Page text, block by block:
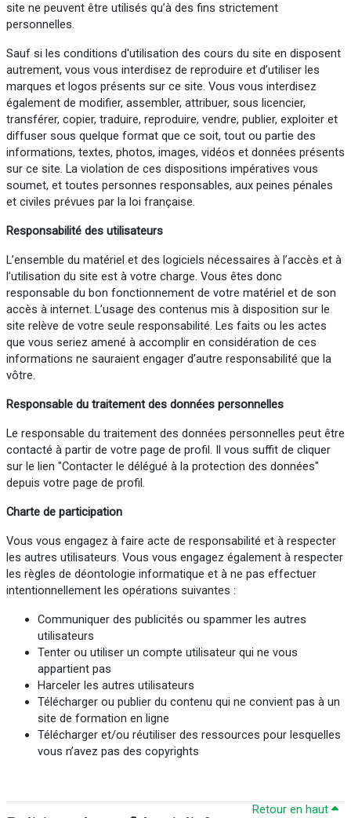
site ne peuvent être utilisés qu’à des fins strictement
personnelles.
Sauf si les conditions d'utilisation des cours du site en disposent
autrement, vous vous interdisez de reproduire et d’utiliser les
marques et logos présents sur ce site. Vous vous interdisez
également de modifier, assembler, attribuer, sous licencier,
transférer, copier, traduire, reproduire, vendre, publier, exploiter et
diffuser sous quelque format que ce soit, tout ou partie des
informations, textes, photos, images, vidéos et données présents
sur ce site. La violation de ces dispositions impératives vous
soumet, et toutes personnes responsables, aux peines pénales
et civiles prévues par la loi française.
Responsabilité des utilisateurs
L’ensemble du matériel et des logiciels nécessaires à l’accès et à
l’utilisation du site est à votre charge. Vous êtes donc
responsable du bon fonctionnement de votre matériel et de son
accès à internet. L’usage des contenus mis à disposition sur le
site relève de votre seule responsabilité. Les faits ou les actes
que vous seriez amené à accomplir en considération de ces
informations ne sauraient engager d’autre responsabilité que la
vôtre.
Responsable du traitement des données personnelles
Le responsable du traitement des données personnelles peut être
contacté à partir de votre page de profil. Il vous suffit de cliquer
sur le lien "Contacter le délégué à la protection des données"
depuis votre page de profil.
Charte de participation
Vous vous engagez à faire acte de responsabilité et à respecter
les autres utilisateurs. Vous vous engagez également à respecter
les règles de déontologie informatique et à ne pas effectuer
intentionnellement les opérations suivantes :
Communiquer des publicités ou spammer les autres
utilisateurs
Tenter ou utiliser un compte utilisateur qui ne vous
appartient pas
Harceler les autres utilisateurs
Télécharger ou publier du contenu qui ne convient pas à un
site de formation en ligne
Télécharger et/ou réutiliser des ressources pour lesquelles
vous n’avez pas des copyrights
Retour en haut